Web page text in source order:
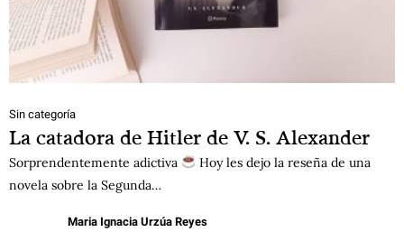
Sin categoría
La catadora de Hitler de V. S. Alexander
Sorprendentemente adictiva
Hoy les dejo la reseña de una
novela sobre la Segunda…
Maria Ignacia Urzúa Reyes